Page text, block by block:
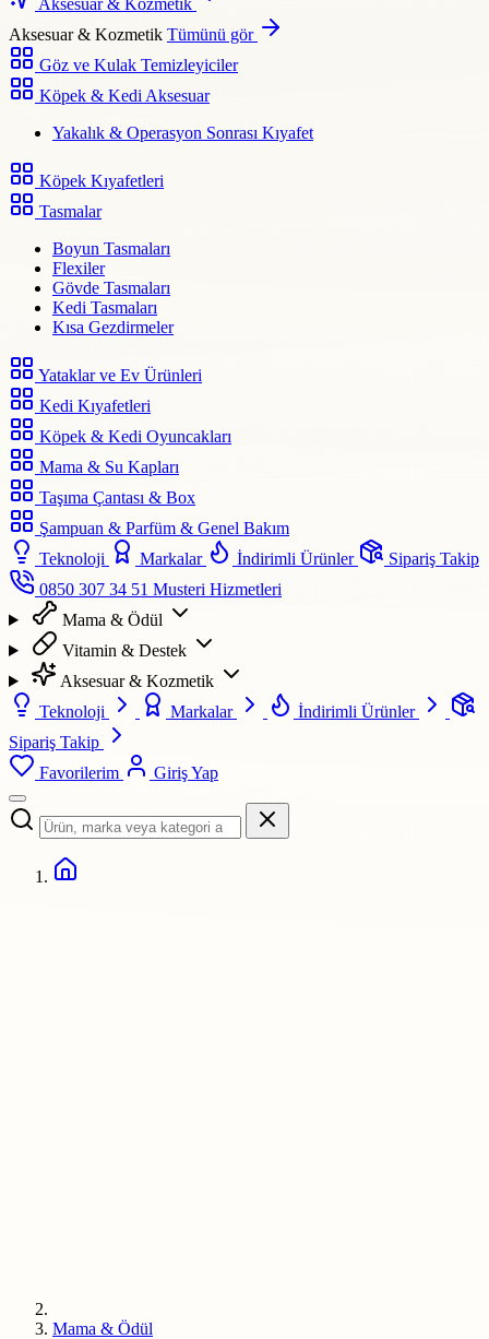
Aksesuar & Kozmetik
Aksesuar & Kozmetik Tümünü gör
Göz ve Kulak Temizleyiciler
Köpek & Kedi Aksesuar
Yakalık & Operasyon Sonrası Kıyafet
Köpek Kıyafetleri
Tasmalar
Boyun Tasmaları
Flexiler
Gövde Tasmaları
Kedi Tasmaları
Kısa Gezdirmeler
Yataklar ve Ev Ürünleri
Kedi Kıyafetleri
Köpek & Kedi Oyuncakları
Mama & Su Kapları
Taşıma Çantası & Box
Şampuan & Parfüm & Genel Bakım
Teknoloji
Markalar İndirimli Ürünler
Sipariş Takip
0850 307 34 51 Musteri Hizmetleri
Mama & Ödül
Vitamin & Destek
Aksesuar & Kozmetik
Teknoloji
Markalar
İndirimli Ürünler
Sipariş Takip
Favorilerim
Giriş Yap
Mama & Ödül